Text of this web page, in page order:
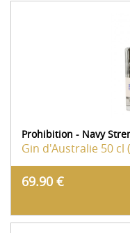
Prohibition - Navy
Gin d'Australie 50 cl
69.90 €